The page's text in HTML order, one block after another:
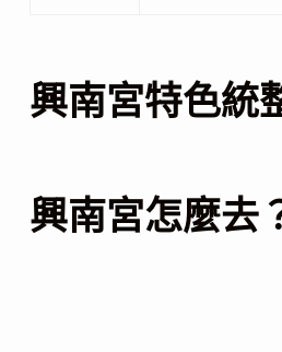
興南宮特色統
興南宮怎麼去